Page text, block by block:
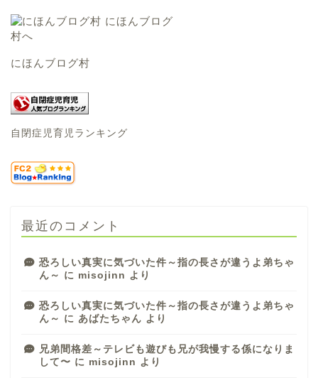
にほんブログ村
自閉症児育児ランキング
最近のコメント
恐ろしい真実に気づいた件～指の長さが違うよ弟ちゃ
ん～ に misojinn より
恐ろしい真実に気づいた件～指の長さが違うよ弟ちゃ
ん～ に あばたちゃん より
兄弟間格差～テレビも遊びも兄が我慢する係になりま
して〜 に misojinn より